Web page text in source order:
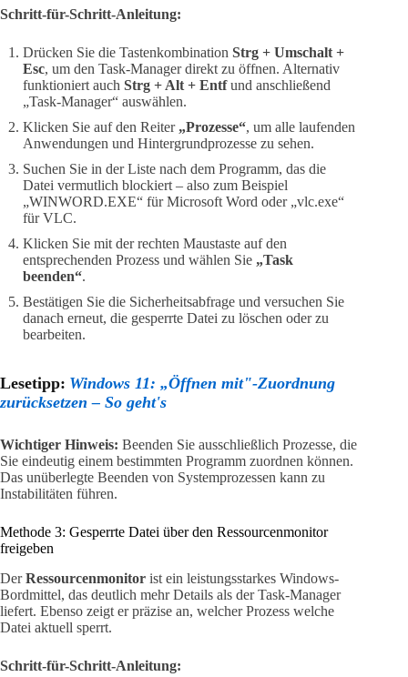
Schritt-für-Schritt-Anleitung:
Drücken Sie die Tastenkombination Strg + Umschalt +
Esc, um den Task-Manager direkt zu öffnen. Alternativ
funktioniert auch Strg + Alt + Entfund anschließend
„Task-Manager“ auswählen.
Klicken Sie auf den Reiter „Prozesse“, um alle laufenden
Anwendungen und Hintergrundprozesse zu sehen.
Suchen Sie in der Liste nach dem Programm, das die
Datei vermutlich blockiert – also zum Beispiel
„WINWORD.EXE“ für Microsoft Word oder „vlc.exe“
für VLC.
Klicken Sie mit der rechten Maustaste auf den
entsprechenden Prozess und wählen Sie „Task
beenden“.
Bestätigen Sie die Sicherheitsabfrage und versuchen Sie
danach erneut, die gesperrte Datei zu löschen oder zu
bearbeiten.
Lesetipp: Windows 11: „Öffnen mit"-Zuordnung
zurücksetzen – So geht's
Wichtiger Hinweis: Beenden Sie ausschließlich Prozesse, die
Sie eindeutig einem bestimmten Programm zuordnen können.
Das unüberlegte Beenden von Systemprozessen kann zu
Instabilitäten führen.
Methode 3: Gesperrte Datei über den Ressourcenmonitor
freigeben
DerRessourcenmonitor ist ein leistungsstarkes Windows-
Bordmittel, das deutlich mehr Details als der Task-Manager
liefert. Ebenso zeigt er präzise an, welcher Prozess welche
Datei aktuell sperrt.
Schritt-für-Schritt-Anleitung: